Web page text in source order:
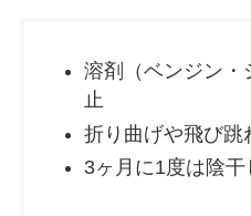
溶剤（ベンジン・
止
折り曲げや飛び跳
3ヶ月に1度は陰干